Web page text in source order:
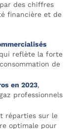
des chiffres
financière et de
reflète la forte
de
en 2023,
professionnels
réparties sur le
optimale pour